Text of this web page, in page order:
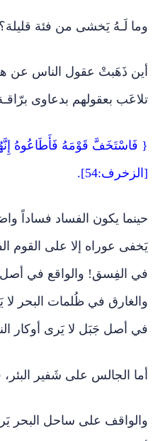
وما لَـهُ يَخشى من فئة
أين ذَهَبتْ عقول الناس عن
تلاعَب بعقولهم بدعاوى
{ فَاسْتَخَفَّ قَوْمَهُ فَأَطَاعُوهُ
[الزخرف:54].
حينما يكون الفساد فساداً
يَخفى عوراه إلا على القوم
في الفِسق! والواقع في أصل
والغارق في ظُلمات البحر
في أصل جَبَل لا يَرى أوكار
أما الجالس على شَفير البئر،
والواقف على ساحل البحر